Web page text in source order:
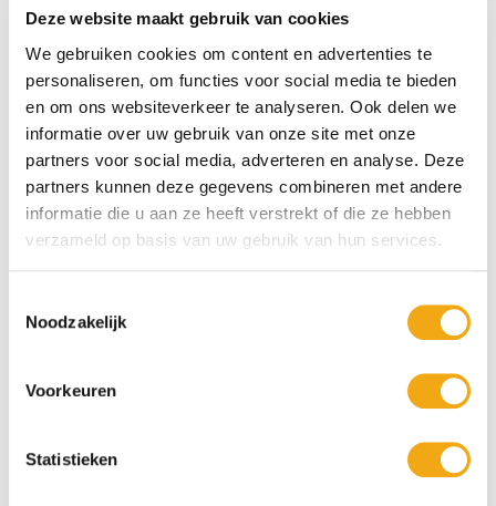
Deze website maakt gebruik van cookies
We gebruiken cookies om content en advertenties te
personaliseren, om functies voor social media te bieden
en om ons websiteverkeer te analyseren. Ook delen we
informatie over uw gebruik van onze site met onze
partners voor social media, adverteren en analyse. Deze
partners kunnen deze gegevens combineren met andere
informatie die u aan ze heeft verstrekt of die ze hebben
verzameld op basis van uw gebruik van hun services.
Noodzakelijk
Voorkeuren
Statistieken
Persoonlijke klantenservice
Kunst voor iedereen